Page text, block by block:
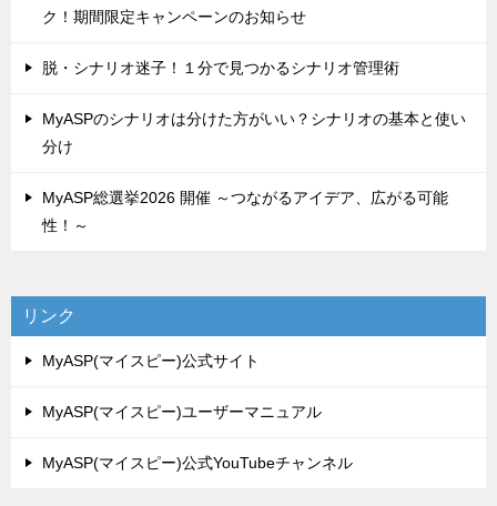
ク！期間限定キャンペーンのお知らせ
脱・シナリオ迷子！１分で見つかるシナリオ管理術
MyASPのシナリオは分けた方がいい？シナリオの基本と使い
分け
MyASP総選挙2026 開催 ～つながるアイデア、広がる可能
性！～
リンク
MyASP(マイスピー)公式サイト
MyASP(マイスピー)ユーザーマニュアル
MyASP(マイスピー)公式YouTubeチャンネル